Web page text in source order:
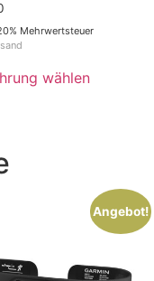
Mehrwertsteuer
wählen
Angebot!